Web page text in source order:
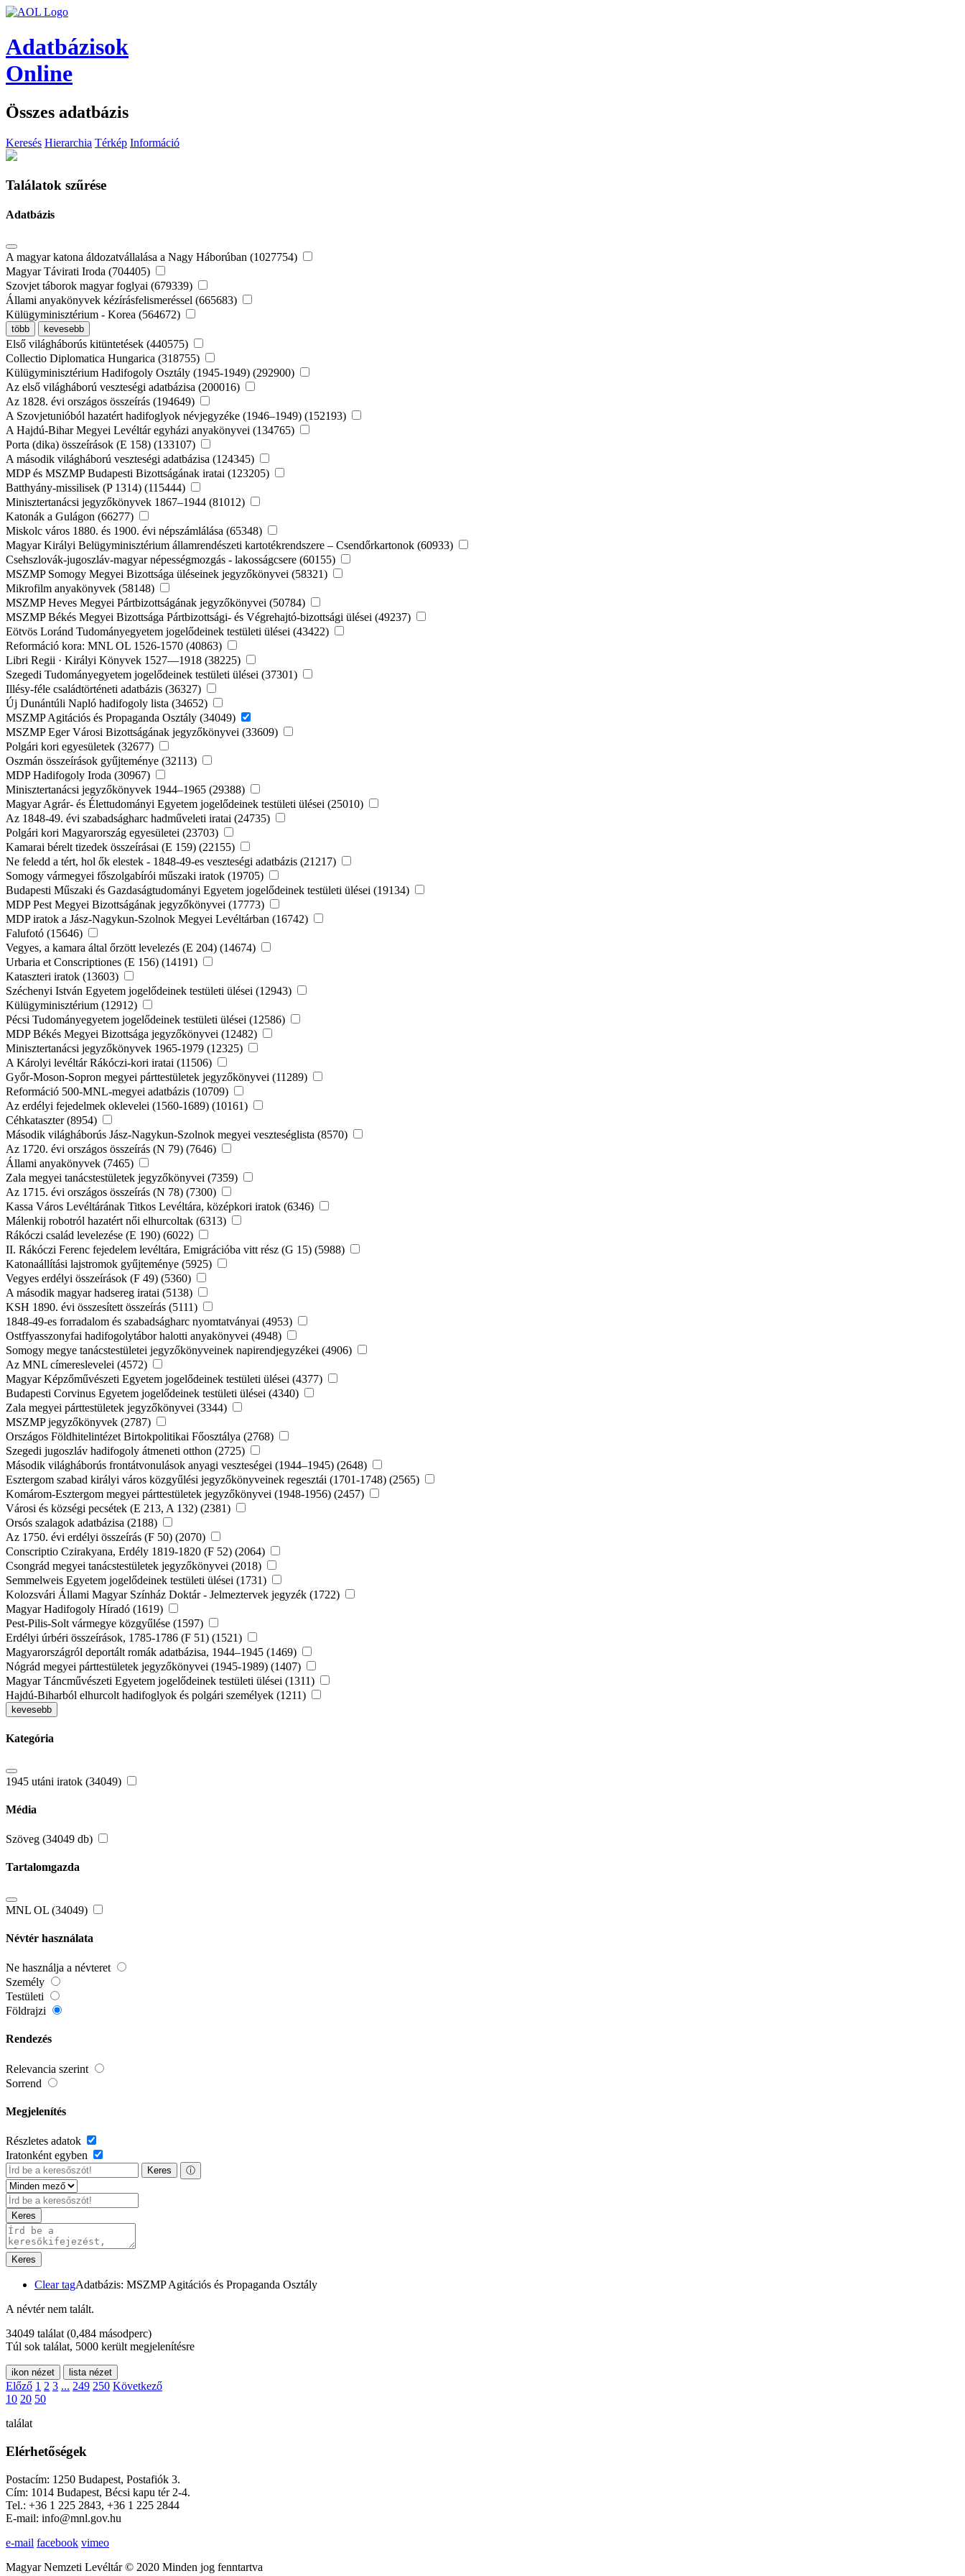
Adatbázisok
Online
Összes adatbázis
Keresés Hierarchia Térkép Információ
Találatok szűrése
Adatbázis
A magyar katona áldozatvállalása a Nagy Háborúban (1027754)
Magyar Távirati Iroda (704405)
Szovjet táborok magyar foglyai (679339)
Állami anyakönyvek kézírásfelismeréssel (665683)
Külügyminisztérium - Korea (564672)
több kevesebb
Első világháborús kitüntetések (440575)
Collectio Diplomatica Hungarica (318755)
Külügyminisztérium Hadifogoly Osztály (1945-1949) (292900)
Az első világháború veszteségi adatbázisa (200016)
Az 1828. évi országos összeírás (194649)
A Szovjetunióból hazatért hadifoglyok névjegyzéke (1946–1949) (152193)
A Hajdú-Bihar Megyei Levéltár egyházi anyakönyvei (134765)
Porta (dika) összeírások (E 158) (133107)
A második világháború veszteségi adatbázisa (124345)
MDP és MSZMP Budapesti Bizottságának iratai (123205)
Batthyány-missilisek (P 1314) (115444)
Minisztertanácsi jegyzőkönyvek 1867–1944 (81012)
Katonák a Gulágon (66277)
Miskolc város 1880. és 1900. évi népszámlálása (65348)
Magyar Királyi Belügyminisztérium államrendészeti kartotékrendszere – Csendőrkartonok (60933)
Csehszlovák-jugoszláv-magyar népességmozgás - lakosságcsere (60155)
MSZMP Somogy Megyei Bizottsága üléseinek jegyzőkönyvei (58321)
Mikrofilm anyakönyvek (58148)
MSZMP Heves Megyei Pártbizottságának jegyzőkönyvei (50784)
MSZMP Békés Megyei Bizottsága Pártbizottsági- és Végrehajtó-bizottsági ülései (49237)
Eötvös Loránd Tudományegyetem jogelődeinek testületi ülései (43422)
Reformáció kora: MNL OL 1526-1570 (40863)
Libri Regii · Királyi Könyvek 1527—1918 (38225)
Szegedi Tudományegyetem jogelődeinek testületi ülései (37301)
Illésy-féle családtörténeti adatbázis (36327)
Új Dunántúli Napló hadifogoly lista (34652)
MSZMP Agitációs és Propaganda Osztály (34049)
MSZMP Eger Városi Bizottságának jegyzőkönyvei (33609)
Polgári kori egyesületek (32677)
Oszmán összeírások gyűjteménye (32113)
MDP Hadifogoly Iroda (30967)
Minisztertanácsi jegyzőkönyvek 1944–1965 (29388)
Magyar Agrár- és Élettudományi Egyetem jogelődeinek testületi ülései (25010)
Az 1848-49. évi szabadságharc hadműveleti iratai (24735)
Polgári kori Magyarország egyesületei (23703)
Kamarai bérelt tizedek összeírásai (E 159) (22155)
Ne feledd a tért, hol ők elestek - 1848-49-es veszteségi adatbázis (21217)
Somogy vármegyei főszolgabírói műszaki iratok (19705)
Budapesti Műszaki és Gazdaságtudományi Egyetem jogelődeinek testületi ülései (19134)
MDP Pest Megyei Bizottságának jegyzőkönyvei (17773)
MDP iratok a Jász-Nagykun-Szolnok Megyei Levéltárban (16742)
Falufotó (15646)
Vegyes, a kamara által őrzött levelezés (E 204) (14674)
Urbaria et Conscriptiones (E 156) (14191)
Kataszteri iratok (13603)
Széchenyi István Egyetem jogelődeinek testületi ülései (12943)
Külügyminisztérium (12912)
Pécsi Tudományegyetem jogelődeinek testületi ülései (12586)
MDP Békés Megyei Bizottsága jegyzőkönyvei (12482)
Minisztertanácsi jegyzőkönyvek 1965-1979 (12325)
A Károlyi levéltár Rákóczi-kori iratai (11506)
Győr-Moson-Sopron megyei párttestületek jegyzőkönyvei (11289)
Reformáció 500-MNL-megyei adatbázis (10709)
Az erdélyi fejedelmek oklevelei (1560-1689) (10161)
Céhkataszter (8954)
Második világháborús Jász-Nagykun-Szolnok megyei veszteséglista (8570)
Az 1720. évi országos összeírás (N 79) (7646)
Állami anyakönyvek (7465)
Zala megyei tanácstestületek jegyzőkönyvei (7359)
Az 1715. évi országos összeírás (N 78) (7300)
Kassa Város Levéltárának Titkos Levéltára, középkori iratok (6346)
Málenkij robotról hazatért női elhurcoltak (6313)
Rákóczi család levelezése (E 190) (6022)
II. Rákóczi Ferenc fejedelem levéltára, Emigrációba vitt rész (G 15) (5988)
Katonaállítási lajstromok gyűjteménye (5925)
Vegyes erdélyi összeírások (F 49) (5360)
A második magyar hadsereg iratai (5138)
KSH 1890. évi összesített összeírás (5111)
1848-49-es forradalom és szabadságharc nyomtatványai (4953)
Ostffyasszonyfai hadifogolytábor halotti anyakönyvei (4948)
Somogy megye tanácstestületei jegyzőkönyveinek napirendjegyzékei (4906)
Az MNL címereslevelei (4572)
Magyar Képzőművészeti Egyetem jogelődeinek testületi ülései (4377)
Budapesti Corvinus Egyetem jogelődeinek testületi ülései (4340)
Zala megyei párttestületek jegyzőkönyvei (3344)
MSZMP jegyzőkönyvek (2787)
Országos Földhitelintézet Birtokpolitikai Főosztálya (2768)
Szegedi jugoszláv hadifogoly átmeneti otthon (2725)
Második világháborús frontátvonulások anyagi veszteségei (1944–1945) (2648)
Esztergom szabad királyi város közgyűlési jegyzőkönyveinek regesztái (1701-1748) (2565)
Komárom-Esztergom megyei párttestületek jegyzőkönyvei (1948-1956) (2457)
Városi és községi pecsétek (E 213, A 132) (2381)
Orsós szalagok adatbázisa (2188)
Az 1750. évi erdélyi összeírás (F 50) (2070)
Conscriptio Czirakyana, Erdély 1819-1820 (F 52) (2064)
Csongrád megyei tanácstestületek jegyzőkönyvei (2018)
Semmelweis Egyetem jogelődeinek testületi ülései (1731)
Kolozsvári Állami Magyar Színház Doktár - Jelmeztervek jegyzék (1722)
Magyar Hadifogoly Híradó (1619)
Pest-Pilis-Solt vármegye közgyűlése (1597)
Erdélyi úrbéri összeírások, 1785-1786 (F 51) (1521)
Magyarországról deportált romák adatbázisa, 1944–1945 (1469)
Nógrád megyei párttestületek jegyzőkönyvei (1945-1989) (1407)
Magyar Táncművészeti Egyetem jogelődeinek testületi ülései (1311)
Hajdú-Biharból elhurcolt hadifoglyok és polgári személyek (1211)
kevesebb
Kategória
1945 utáni iratok (34049)
Média
Szöveg (34049 db)
Tartalomgazda
MNL OL (34049)
Névtér használata
Ne használja a névteret
Személy
Testületi
Földrajzi
Rendezés
Relevancia szerint
Sorrend
Megjelenítés
Részletes adatok
Iratonként egyben
Keres ⓘ
Keres
Keres
Clear tagAdatbázis: MSZMP Agitációs és Propaganda Osztály
A névtér nem talált.
34049 találat (0,484 másodperc)
Túl sok találat, 5000 került megjelenítésre
ikon nézet lista nézet
Előző 1 2 3 ... 249 250 Következő
10 20 50
találat
Elérhetőségek
Postacím: 1250 Budapest, Postafiók 3.
Cím: 1014 Budapest, Bécsi kapu tér 2-4.
Tel.: +36 1 225 2843, +36 1 225 2844
E-mail: info@mnl.gov.hu
e-mail facebook vimeo
Magyar Nemzeti Levéltár © 2020 Minden jog fenntartva